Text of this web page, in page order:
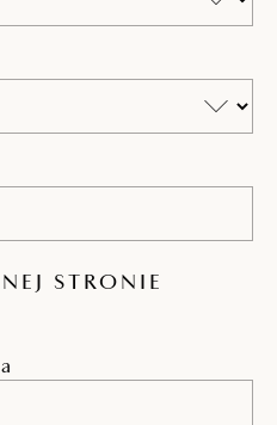
STRONIE